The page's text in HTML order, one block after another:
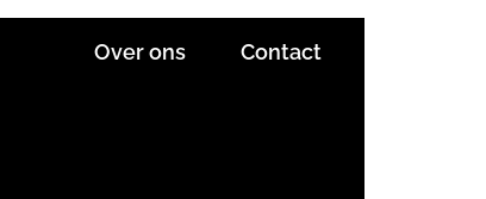
Over ons Contact